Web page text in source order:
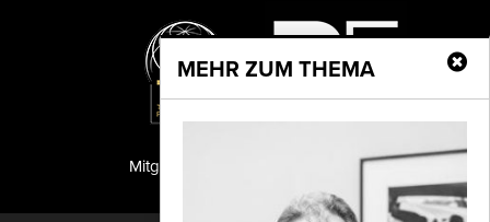
MEHR ZUM THEMA
PF Publishing GmbH
Mitglied der TIPA